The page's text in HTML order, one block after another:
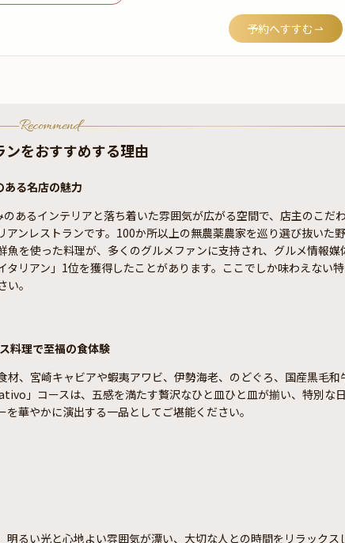
予約へすすむ
Recommend
ンをおすすめする理由
ある名店の魅力
のあるインテリアと落ち着いた雰囲気が広がる空間で、店主のこだわ
アンレストランです。100か所以上の無農薬農家を巡り選び抜いた野
魚を使った料理が、多くのグルメファンに支持され、グルメ情報媒
タリアン」1位を獲得したことがあります。ここでしか味わえない特
。
料理で至福の食体験
材、宮崎キャビアや蝦夷アワビ、伊勢海老、のどぐろ、国産黒毛和
」コースは、五感を満たす贅沢なひと皿ひと皿が揃い、特別な日
華やかに演出する一品としてご堪能ください。
明るい光と心地よい雰囲気が漂い、大切な人との時間をリラックス